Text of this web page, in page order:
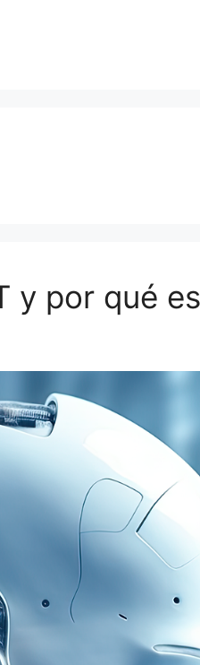
y por qué